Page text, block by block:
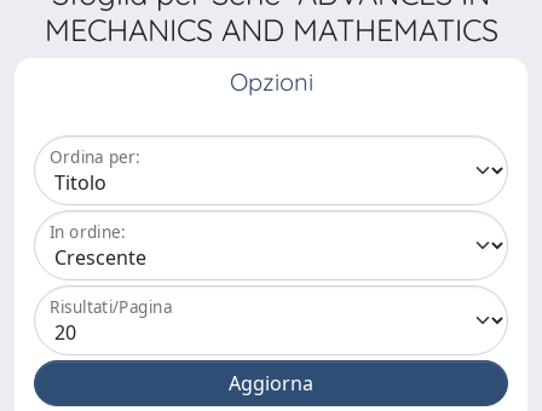
MECHANICS AND MATHEMATICS
Opzioni
Ordina per:
In ordine:
Risultati/Pagina